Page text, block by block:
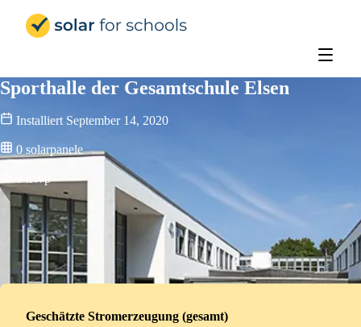
Sporthalle der Gesamtschule Elsen
Installiert September 14, 2020
0 solarpanele
kWp
Geschätzte Stromerzeugung (gesamt)